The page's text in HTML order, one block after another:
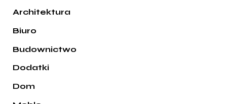
Architektura
Biuro
Budownictwo
Dodatki
Dom